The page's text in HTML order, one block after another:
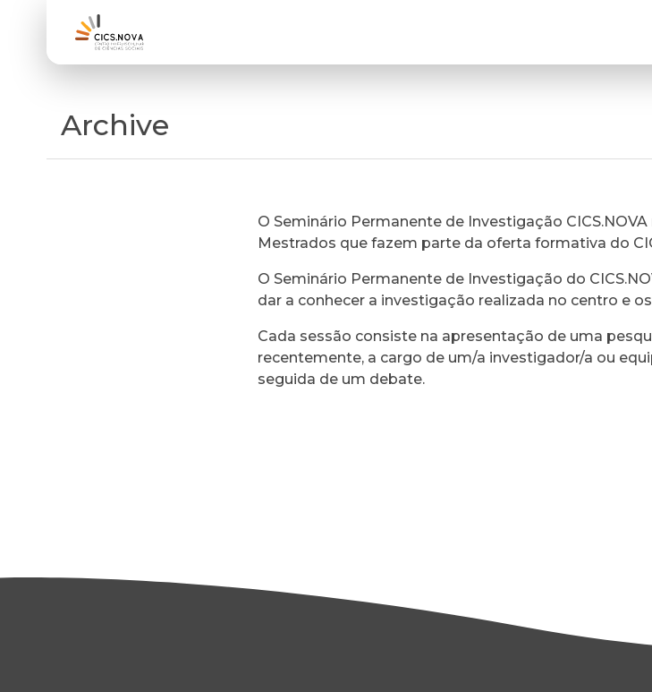
Archive
O Seminário Permanente de Investigação
Mestrados que fazem parte da oferta formativa do
O Seminário Permanente de Investigação do
dar a conhecer a investigação realizada no centro e
Cada sessão consiste na apresentação de uma
recentemente, a cargo de um/a investigador/a ou
seguida de um debate.